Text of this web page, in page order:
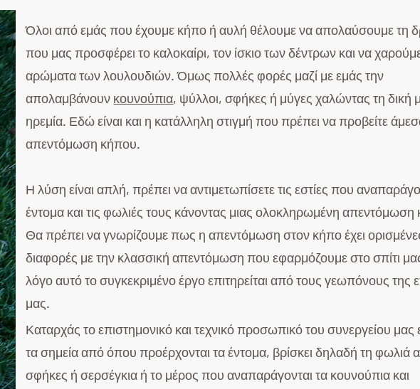
Όλοι από εμάς που έχουμε κήπο ή αυλή θέλουμε να απολαύσουμε τη
που μας προσφέρει το καλοκαίρι, τον ίσκιο των δέντρων και να
αρώματα των λουλουδιών. Όμως πολλές φορές μαζί με εμάς την
απολαμβάνουν κουνούπια, ψύλλοι, σφήκες ή μύγες χαλώντας τη δική
ηρεμία. Εδώ είναι και η κατάλληλη στιγμή που πρέπει να προβείτε
απεντόμωση κήπου.
Η λύση είναι απλή, πρέπει να αντιμετωπίσετε τις εστίες που
έντομα και τις φωλιές τους κάνοντας μιας ολοκληρωμένη
Θα πρέπει να γνωρίζουμε πως η απεντόμωση στον κήπο έχει
διαφορές με την κλασσική απεντόμωση που εφαρμόζουμε στο σπίτι
λόγο αυτό το συγκεκριμένο έργο επιτηρείται από τους γεωπόνους της
μας.
​Καταρχάς το επιστημονικό και τεχνικό προσωπικό του συνεργείου μας
τα σημεία από όπου προέρχονται τα έντομα, βρίσκει δηλαδή τη φωλιά
σφήκες ή σερσέγκια ή το μέρος που αναπαράγονται τα κουνούπια και